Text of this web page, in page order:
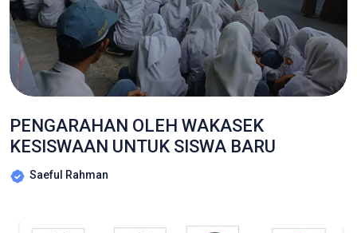
PENGARAHAN OLEH WAKASEK
KESISWAAN UNTUK SISWA BARU
Saeful Rahman